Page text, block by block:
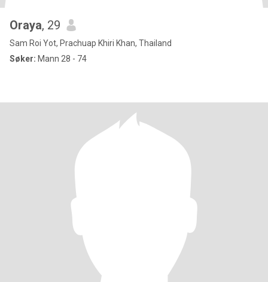
Oraya, 29
Sam Roi Yot, Prachuap Khiri Khan, Thailand
Søker: Mann 28 - 74